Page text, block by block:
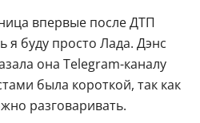
впервые после ДТП
я буду просто Лада. Дэнс
она Telegram-каналу
была короткой, так как
разговаривать.